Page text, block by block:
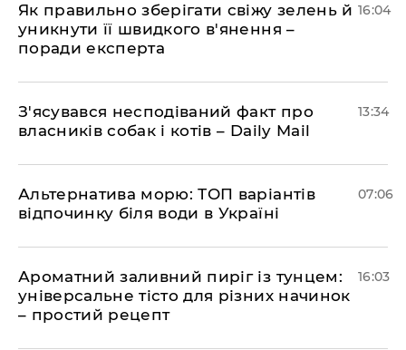
Як правильно зберігати свіжу зелень й
уникнути її швидкого в'янення –
поради експерта
16:04
З'ясувався несподіваний факт про
власників собак і котів – Daily Mail
13:34
Альтернатива морю: ТОП варіантів
відпочинку біля води в Україні
07:06
Ароматний заливний пиріг із тунцем:
універсальне тісто для різних начинок
– простий рецепт
16:03